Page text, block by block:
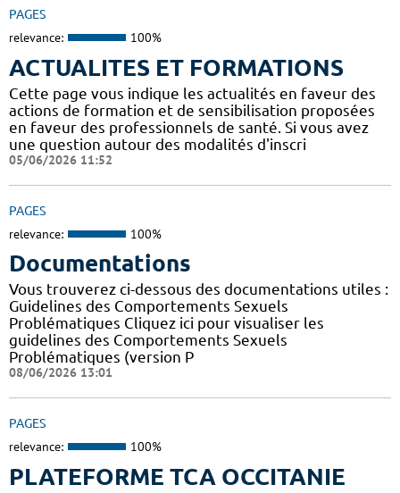
PAGES
relevance: 100%
ACTUALITES ET FORMATIONS
Cette page vous indique les actualités en faveur des
actions de formation et de sensibilisation proposées
en faveur des professionnels de santé. Si vous avez
une question autour des modalités d'inscri
05/06/2026 11:52
PAGES
relevance: 100%
Documentations
Vous trouverez ci-dessous des documentations utiles :
Guidelines des Comportements Sexuels
Problématiques Cliquez ici pour visualiser les
guidelines des Comportements Sexuels
Problématiques (version P
08/06/2026 13:01
PAGES
relevance: 100%
PLATEFORME TCA OCCITANIE